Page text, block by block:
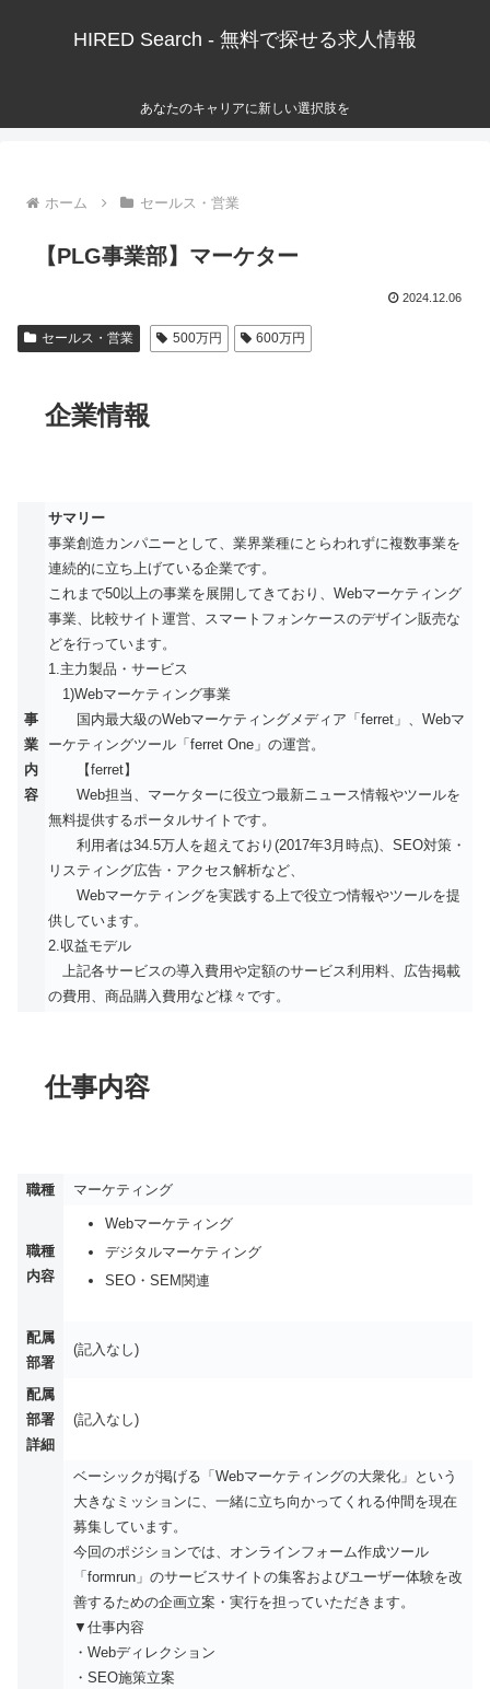
HIRED Search - 無料で探せる求人情報
あなたのキャリアに新しい選択肢を
ホーム セールス・営業
【PLG事業部】マーケター
2024.12.06
セールス・営業 500万円 600万円
企業情報
事
業
内
容
サマリー
事業創造カンパニーとして、業界業種にとらわれずに複数事業を
連続的に立ち上げている企業です。
これまで50以上の事業を展開してきており、Webマーケティング
事業、比較サイト運営、スマートフォンケースのデザイン販売な
どを行っています。
1.主力製品・サービス
1)Webマーケティング事業
国内最大級のWebマーケティングメディア「ferret」、Webマ
ーケティングツール「ferret One」の運営。
【ferret】
Web担当、マーケターに役立つ最新ニュース情報やツールを
無料提供するポータルサイトです。
利用者は34.5万人を超えており(2017年3月時点)、SEO対策・
リスティング広告・アクセス解析など、
Webマーケティングを実践する上で役立つ情報やツールを提
供しています。
2.収益モデル
上記各サービスの導入費用や定額のサービス利用料、広告掲載
の費用、商品購入費用など様々です。
仕事内容
職種 マーケティング
職種
内容
Webマーケティング
デジタルマーケティング
SEO・SEM関連
配属
部署
(記入なし)
配属
部署
詳細
(記入なし)
ベーシックが掲げる「Webマーケティングの大衆化」という
大きなミッションに、一緒に立ち向かってくれる仲間を現在
募集しています。
今回のポジションでは、オンラインフォーム作成ツール
「formrun」のサービスサイトの集客およびユーザー体験を改
善するための企画立案・実行を担っていただきます。
▼仕事内容
・Webディレクション
・SEO施策立案